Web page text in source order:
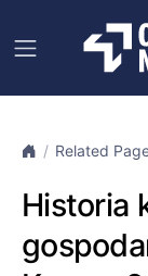
Related
Historia